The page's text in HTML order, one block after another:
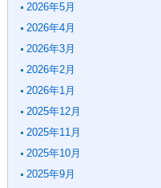
2026年5月
2026年4月
2026年3月
2026年2月
2026年1月
2025年12月
2025年11月
2025年10月
2025年9月